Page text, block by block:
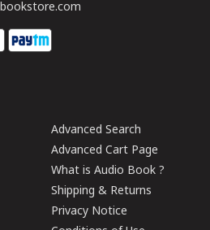
Advanced Search
Advanced Cart Page
What is Audio Book ?
Shipping & Returns
Privacy Notice